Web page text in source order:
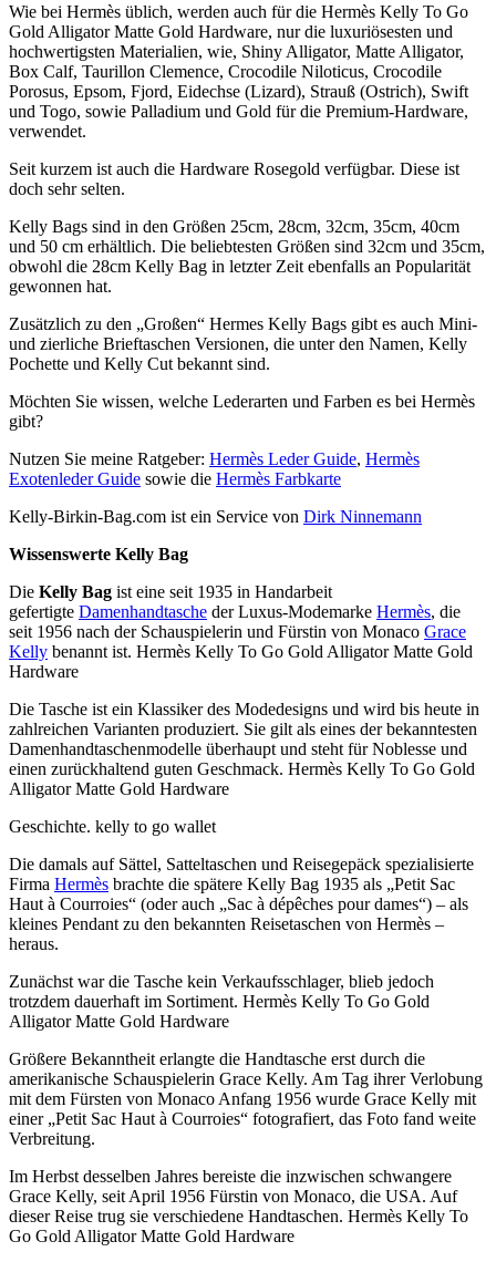
Wie bei Hermès üblich, werden auch für die Hermès Kelly To Go
Gold Alligator Matte Gold Hardware, nur die luxuriösesten und
hochwertigsten Materialien, wie, Shiny Alligator, Matte Alligator,
Box Calf, Taurillon Clemence, Crocodile Niloticus, Crocodile
Porosus, Epsom, Fjord, Eidechse (Lizard), Strauß (Ostrich), Swift
und Togo, sowie Palladium und Gold für die Premium-Hardware,
verwendet.
Seit kurzem ist auch die Hardware Rosegold verfügbar. Diese ist
doch sehr selten.
Kelly Bags sind in den Größen 25cm, 28cm, 32cm, 35cm, 40cm
und 50 cm erhältlich. Die beliebtesten Größen sind 32cm und 35cm,
obwohl die 28cm Kelly Bag in letzter Zeit ebenfalls an Popularität
gewonnen hat.
Zusätzlich zu den „Großen“ Hermes Kelly Bags gibt es auch Mini-
und zierliche Brieftaschen Versionen, die unter den Namen, Kelly
Pochette und Kelly Cut bekannt sind.
Möchten Sie wissen, welche Lederarten und Farben es bei Hermès
gibt?
Nutzen Sie meine Ratgeber: Hermès Leder Guide, Hermès
Exotenleder Guide sowie die Hermès Farbkarte
Kelly-Birkin-Bag.com ist ein Service von Dirk Ninnemann
Wissenswerte Kelly Bag
Die Kelly Bag ist eine seit 1935 in Handarbeit
gefertigte Damenhandtasche der Luxus-Modemarke Hermès, die
seit 1956 nach der Schauspielerin und Fürstin von Monaco Grace
Kelly benannt ist. Hermès Kelly To Go Gold Alligator Matte Gold
Hardware
Die Tasche ist ein Klassiker des Modedesigns und wird bis heute in
zahlreichen Varianten produziert. Sie gilt als eines der bekanntesten
Damenhandtaschenmodelle überhaupt und steht für Noblesse und
einen zurückhaltend guten Geschmack. Hermès Kelly To Go Gold
Alligator Matte Gold Hardware
Geschichte. kelly to go wallet
Die damals auf Sättel, Satteltaschen und Reisegepäck spezialisierte
Firma Hermès brachte die spätere Kelly Bag 1935 als „Petit Sac
Haut à Courroies“ (oder auch „Sac à dépêches pour dames“) – als
kleines Pendant zu den bekannten Reisetaschen von Hermès –
heraus.
Zunächst war die Tasche kein Verkaufsschlager, blieb jedoch
trotzdem dauerhaft im Sortiment. Hermès Kelly To Go Gold
Alligator Matte Gold Hardware
Größere Bekanntheit erlangte die Handtasche erst durch die
amerikanische Schauspielerin Grace Kelly. Am Tag ihrer Verlobung
mit dem Fürsten von Monaco Anfang 1956 wurde Grace Kelly mit
einer „Petit Sac Haut à Courroies“ fotografiert, das Foto fand weite
Verbreitung.
Im Herbst desselben Jahres bereiste die inzwischen schwangere
Grace Kelly, seit April 1956 Fürstin von Monaco, die USA. Auf
dieser Reise trug sie verschiedene Handtaschen. Hermès Kelly To
Go Gold Alligator Matte Gold Hardware